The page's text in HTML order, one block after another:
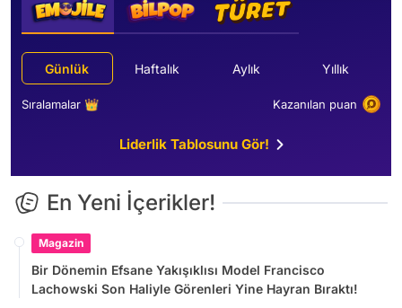
Günlük Haftalık Aylık Yıllık
Sıralamalar 👑 Kazanılan puan
Liderlik Tablosunu Gör!
En Yeni İçerikler!
Magazin
Bir Dönemin Efsane Yakışıklısı Model Francisco
Lachowski Son Haliyle Görenleri Yine Hayran Bıraktı!